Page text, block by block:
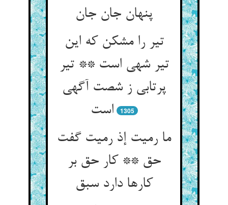
پنهان جان جان‏
تیر را مشکن که این
تیر شهی است ** تیر
پرتابی ز شصت آگهی
است‏
1305
ما رمیت إذ رمیت گفت
حق ** کار حق بر
کارها دارد سبق‏